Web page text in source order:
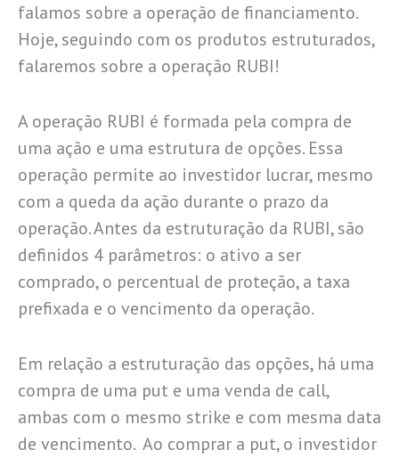
falamos sobre a operação de financiamento.
Hoje, seguindo com os produtos estruturados,
falaremos sobre a operação RUBI!
A operação RUBI é formada pela compra de
uma ação e uma estrutura de opções. Essa
operação permite ao investidor lucrar, mesmo
com a queda da ação durante o prazo da
operação. Antes da estruturação da RUBI, são
definidos 4 parâmetros: o ativo a ser
comprado, o percentual de proteção, a taxa
prefixada e o vencimento da operação.
Em relação a estruturação das opções, há uma
compra de uma put e uma venda de call,
ambas com o mesmo strike e com mesma data
de vencimento. Ao comprar a put, o investidor